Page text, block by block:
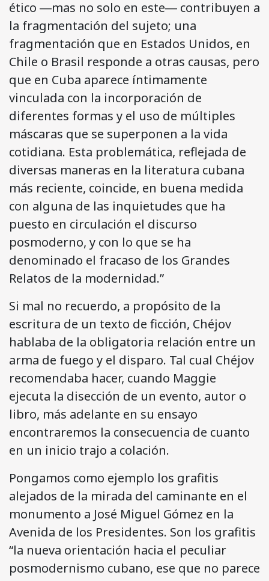
ético ―mas no solo en este― contribuyen a
la fragmentación del sujeto; una
fragmentación que en Estados Unidos, en
Chile o Brasil responde a otras causas, pero
que en Cuba aparece íntimamente
vinculada con la incorporación de
diferentes formas y el uso de múltiples
máscaras que se superponen a la vida
cotidiana. Esta problemática, reflejada de
diversas maneras en la literatura cubana
más reciente, coincide, en buena medida
con alguna de las inquietudes que ha
puesto en circulación el discurso
posmoderno, y con lo que se ha
denominado el fracaso de los Grandes
Relatos de la modernidad.”
Si mal no recuerdo, a propósito de la
escritura de un texto de ficción, Chéjov
hablaba de la obligatoria relación entre un
arma de fuego y el disparo. Tal cual Chéjov
recomendaba hacer, cuando Maggie
ejecuta la disección de un evento, autor o
libro, más adelante en su ensayo
encontraremos la consecuencia de cuanto
en un inicio trajo a colación.
Pongamos como ejemplo los grafitis
alejados de la mirada del caminante en el
monumento a José Miguel Gómez en la
Avenida de los Presidentes. Son los grafitis
“la nueva orientación hacia el peculiar
posmodernismo cubano, ese que no parece